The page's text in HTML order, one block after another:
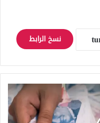
نسخ الرابط